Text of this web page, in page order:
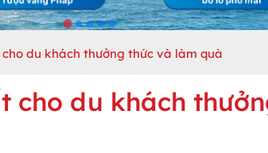
du khách thưởng thức và làm quà
cho du khách